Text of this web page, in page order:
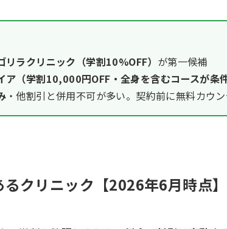
リラクリニック（学割10%OFF） が第一候補
ア（学割10,000円OFF・全身を含むコースが条件
・他割引と併用不可が多い。契約前に無料カウ
クリニック【2026年6月時点】